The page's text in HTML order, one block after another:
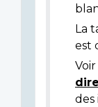
La
est
des